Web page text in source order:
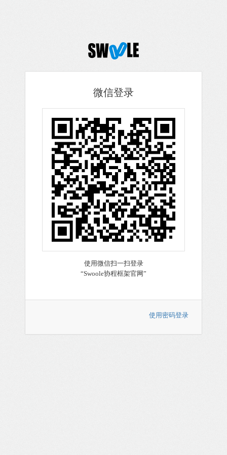
使用密码登录